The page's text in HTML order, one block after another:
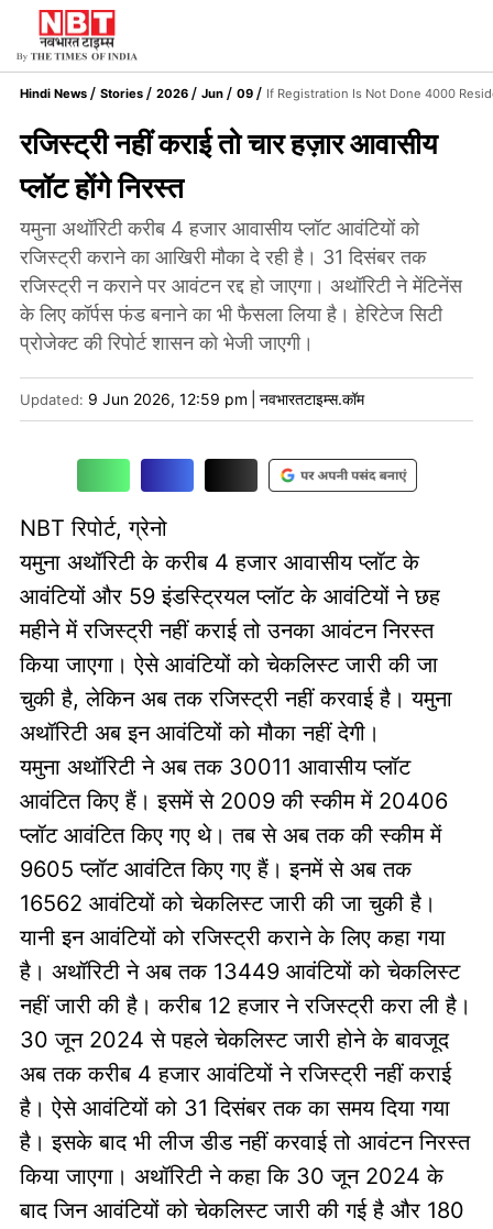
Hindi News Stories 2026 Jun 09 If Registration Is Not Done 4000
रजिस्ट्री नहीं कराई तो चार हज़ार आवासीय
प्लॉट होंगे निरस्त
यमुना अथॉरिटी करीब 4 हजार आवासीय प्लॉट आवंटियों को
रजिस्ट्री कराने का आखिरी मौका दे रही है। 31 दिसंबर तक
रजिस्ट्री न कराने पर आवंटन रद्द हो जाएगा। अथॉरिटी ने मेंटिनेंस
के लिए कॉर्पस फंड बनाने का भी फैसला लिया है। हेरिटेज सिटी
प्रोजेक्ट की रिपोर्ट शासन को भेजी जाएगी।
Updated: 9 Jun 2026, 12:59 pm नवभारतटाइम्स.कॉम
NBT रिपोर्ट, ग्रेनो
यमुना अथॉरिटी के करीब 4 हजार आवासीय प्लॉट के
आवंटियों और 59 इंडस्ट्रियल प्लॉट के आवंटियों ने छह
महीने में रजिस्ट्री नहीं कराई तो उनका आवंटन निरस्त
किया जाएगा। ऐसे आवंटियों को चेकलिस्ट जारी की जा
चुकी है, लेकिन अब तक रजिस्ट्री नहीं करवाई है। यमुना
अथॉरिटी अब इन आवंटियों को मौका नहीं देगी।
यमुना अथॉरिटी ने अब तक 30011 आवासीय प्लॉट
आवंटित किए हैं। इसमें से 2009 की स्कीम में 20406
प्लॉट आवंटित किए गए थे। तब से अब तक की स्कीम में
9605 प्लॉट आवंटित किए गए हैं। इनमें से अब तक
16562 आवंटियों को चेकलिस्ट जारी की जा चुकी है।
यानी इन आवंटियों को रजिस्ट्री कराने के लिए कहा गया
है। अथॉरिटी ने अब तक 13449 आवंटियों को चेकलिस्ट
नहीं जारी की है। करीब 12 हजार ने रजिस्ट्री करा ली है।
30 जून 2024 से पहले चेकलिस्ट जारी होने के बावजूद
अब तक करीब 4 हजार आवंटियों ने रजिस्ट्री नहीं कराई
है। ऐसे आवंटियों को 31 दिसंबर तक का समय दिया गया
है। इसके बाद भी लीज डीड नहीं करवाई तो आवंटन निरस्त
किया जाएगा। अथॉरिटी ने कहा कि 30 जून 2024 के
बाद जिन आवंटियों को चेकलिस्ट जारी की गई है और 180